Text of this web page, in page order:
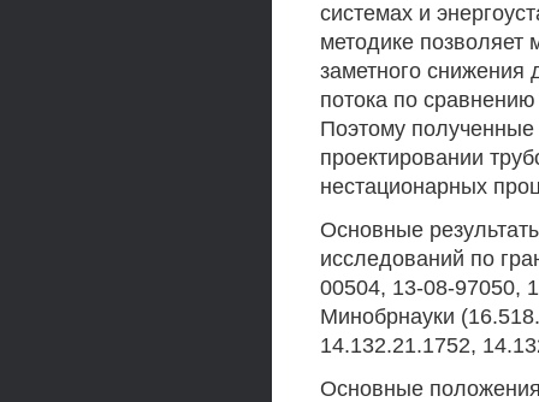
системах и
методике позволяет
заметного снижения
потока по
Поэтому полученные
проектировании
нестационарных
Основные
исследований по
00504, 13-08-97050,
Минобрнауки
14.132.21.1752,
Основные